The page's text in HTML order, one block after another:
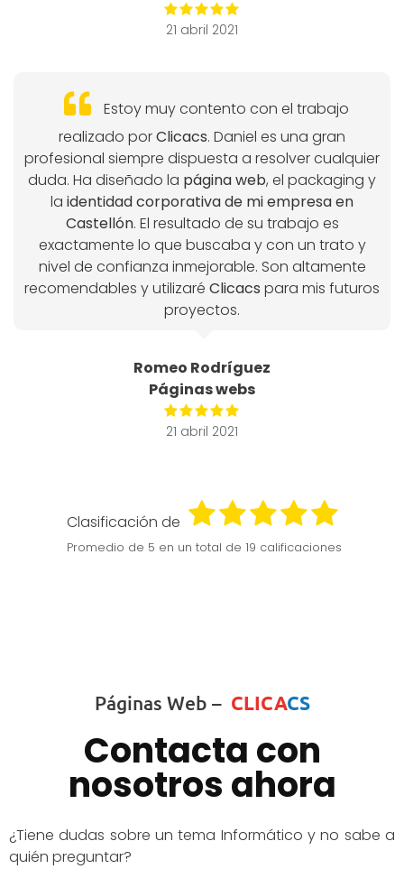
21 abril 2021
Estoy muy contento con el trabajo
realizado porClicacs. Daniel es una gran
profesional siempre dispuesta a resolver cualquier
duda. Ha diseñado la página web, el packaging y
la identidad corporativa de mi empresa en
Castellón. El resultado de su trabajo es
exactamente lo que buscaba y con un trato y
nivel de confianza inmejorable. Son altamente
recomendables y utilizaré Clicacs para mis futuros
proyectos.
Romeo Rodríguez
Páginas webs
21 abril 2021
Clasificación de
Promedio de 5 en un total de 19 calificaciones
Páginas Web – CLICACS
Contacta con
nosotros ahora
¿Tiene dudas sobre un tema Informático y no sabe a
quién preguntar?